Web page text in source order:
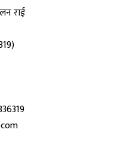
राई